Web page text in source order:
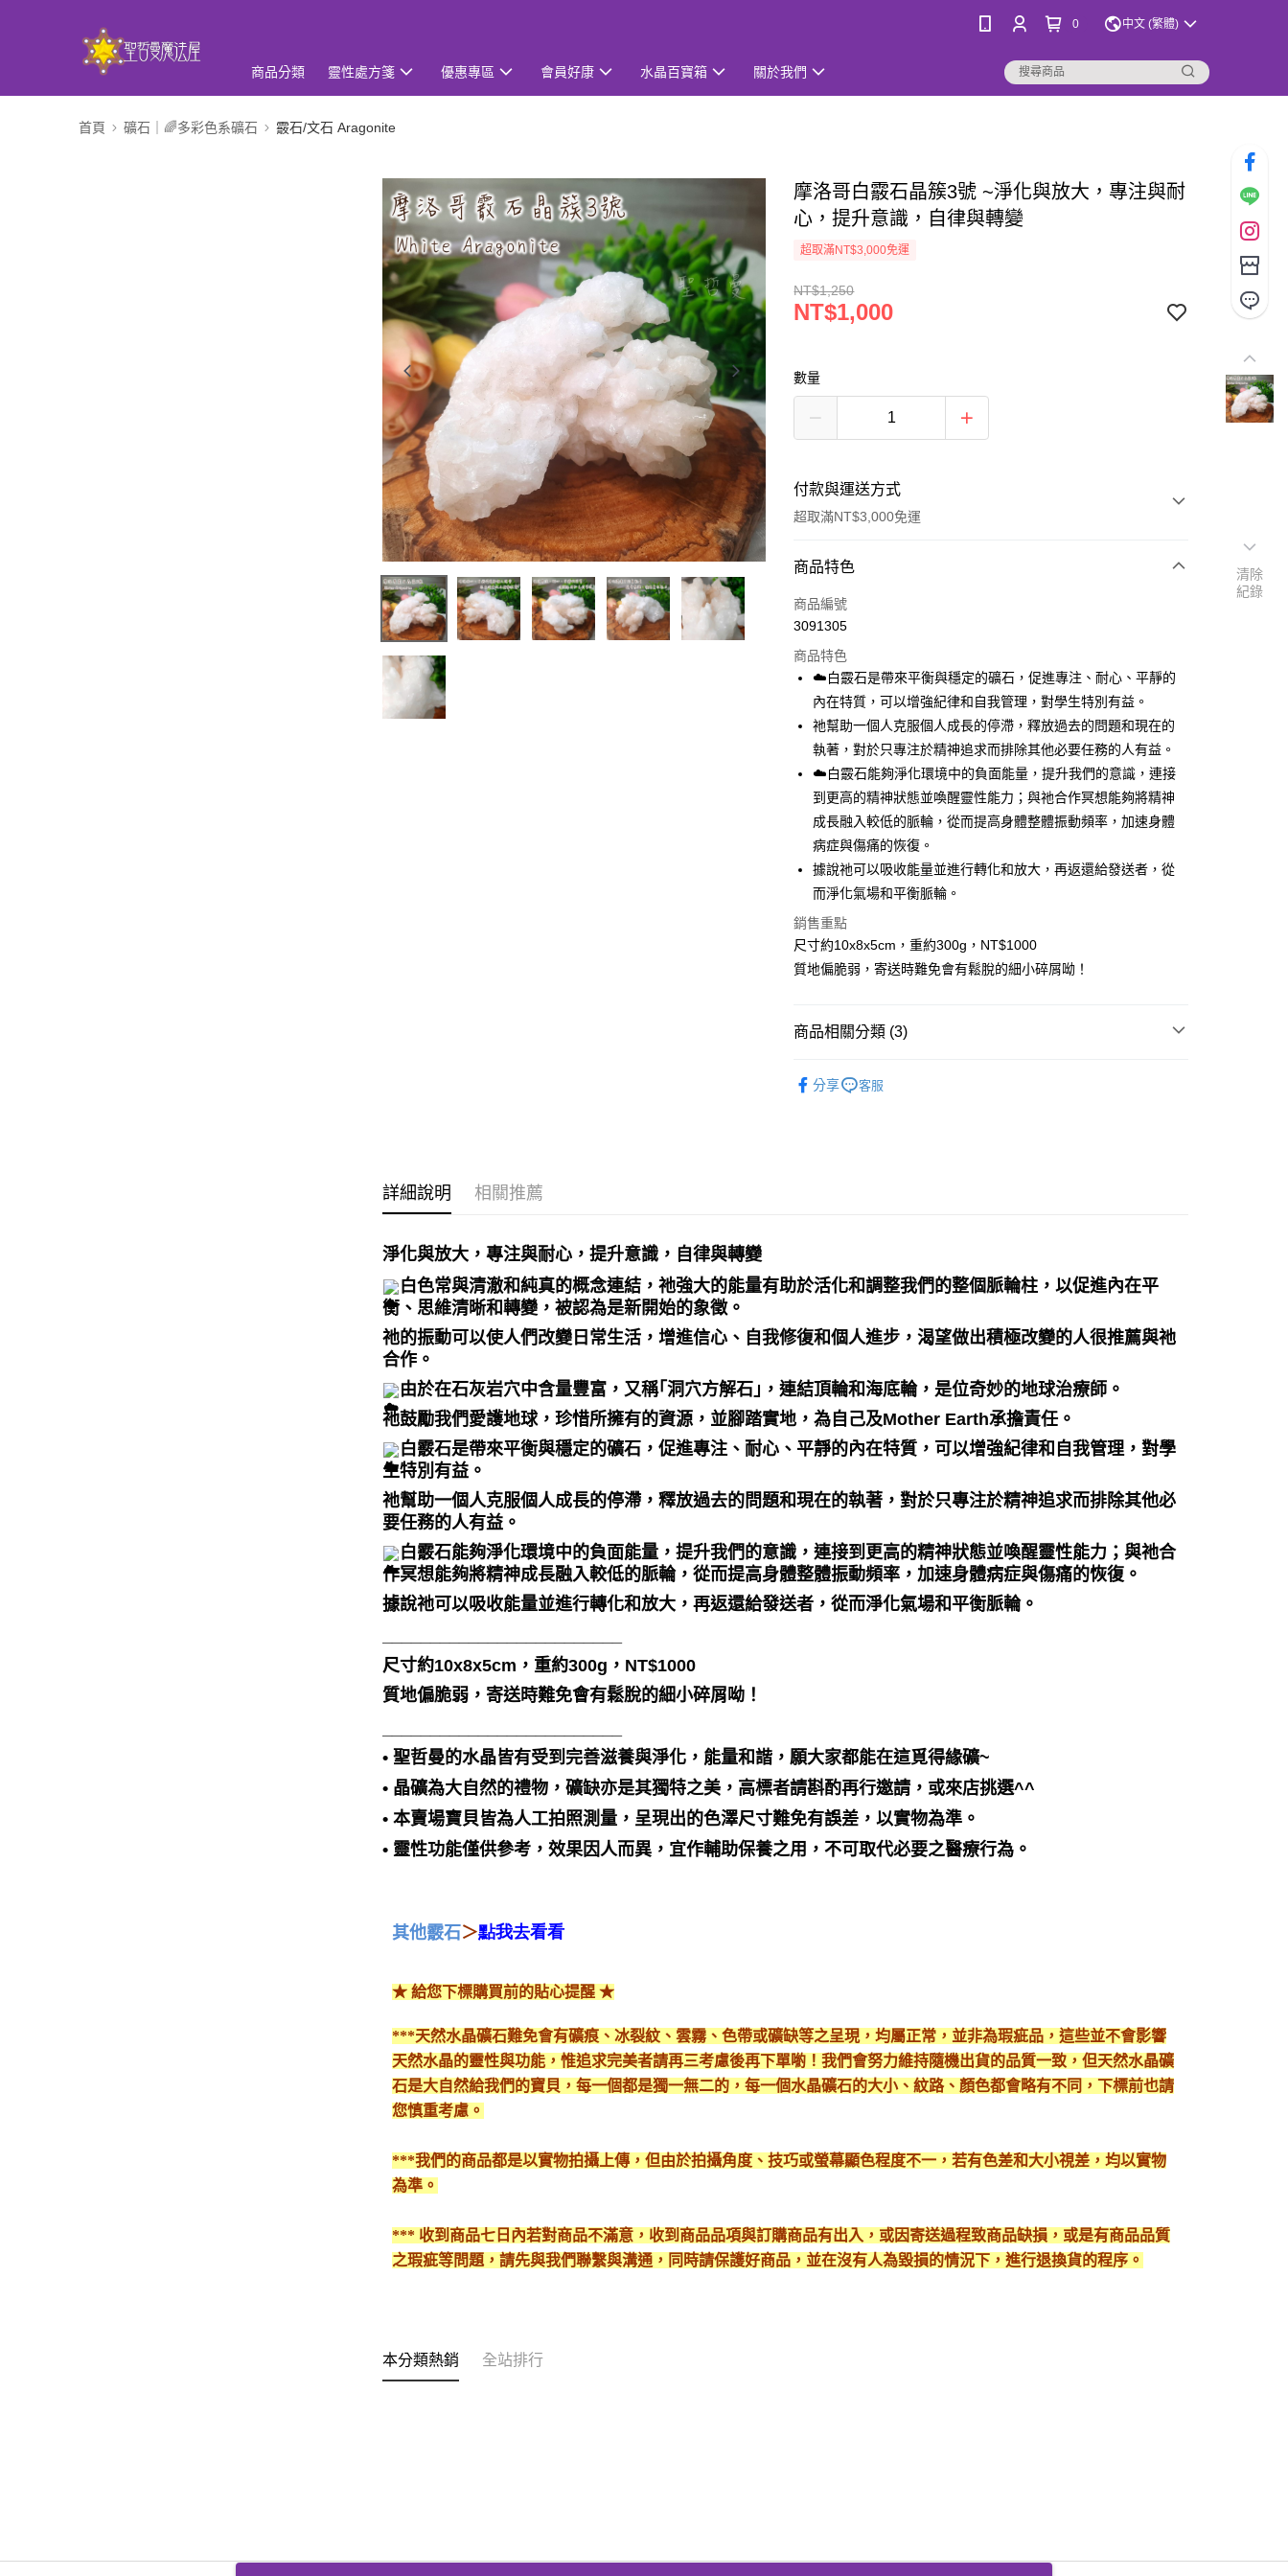
0 中文 (繁體)
商品分類 靈性處方箋 優惠專區 會員好康 水晶百寶箱 關於我們
首頁 礦石｜🌈多彩色系礦石 霰石/文石 Aragonite
摩洛哥白霰石晶簇3號 ~淨化與放大，專注與耐
心，提升意識，自律與轉變
超取滿NT$3,000免運
NT$1,250
NT$1,000
數量
付款與運送方式
超取滿NT$3,000免運
付款方式
信用卡一次付款
LINE Pay
Apple Pay
街口支付
悠遊付
ATM付款
運送方式
每筆NT$80，滿NT$3,000(含以上)免運費
7-11取貨付款
賣家宅配幫您送（台灣）
郵局幫你送（離島）
商品特色
商品編號
3091305
商品特色
☁️白霰石是帶來平衡與穩定的礦石，促進專注、耐心、平靜的
內在特質，可以增強紀律和自我管理，對學生特別有益。
祂幫助一個人克服個人成長的停滯，釋放過去的問題和現在的
執著，對於只專注於精神追求而排除其他必要任務的人有益。
☁️白霰石能夠淨化環境中的負面能量，提升我們的意識，連接
到更高的精神狀態並喚醒靈性能力；與祂合作冥想能夠將精神
成長融入較低的脈輪，從而提高身體整體振動頻率，加速身體
病症與傷痛的恢復。
據說祂可以吸收能量並進行轉化和放大，再返還給發送者，從
而淨化氣場和平衡脈輪。
銷售重點
尺寸約10x8x5cm，重約300g，NT$1000
質地偏脆弱，寄送時難免會有鬆脫的細小碎屑呦！
商品相關分類 (3)
分享 客服
詳細說明 相關推薦
淨化與放大，專注與耐心，提升意識，自律與轉變
白色常與清澈和純真的概念連結，祂強大的能量有助於活化和調整我們的整個脈輪柱，以促進內在平
衡、思維清晰和轉變，被認為是新開始的象徵。
祂的振動可以使人們改變日常生活，增進信心、自我修復和個人進步，渴望做出積極改變的人很推薦與祂
合作。
由於在石灰岩穴中含量豐富，又稱｢洞穴方解石｣，連結頂輪和海底輪，是位奇妙的地球治療師。
祂鼓勵我們愛護地球，珍惜所擁有的資源，並腳踏實地，為自己及Mother Earth承擔責任。
白霰石是帶來平衡與穩定的礦石，促進專注、耐心、平靜的內在特質，可以增強紀律和自我管理，對學
生特別有益。
祂幫助一個人克服個人成長的停滯，釋放過去的問題和現在的執著，對於只專注於精神追求而排除其他必
要任務的人有益。
白霰石能夠淨化環境中的負面能量，提升我們的意識，連接到更高的精神狀態並喚醒靈性能力；與祂合
作冥想能夠將精神成長融入較低的脈輪，從而提高身體整體振動頻率，加速身體病症與傷痛的恢復。
據說祂可以吸收能量並進行轉化和放大，再返還給發送者，從而淨化氣場和平衡脈輪。
尺寸約10x8x5cm，重約300g，NT$1000
質地偏脆弱，寄送時難免會有鬆脫的細小碎屑呦！
• 聖哲曼的水晶皆有受到完善滋養與淨化，能量和諧，願大家都能在這覓得緣礦~
• 晶礦為大自然的禮物，礦缺亦是其獨特之美，高標者請斟酌再行邀請，或來店挑選^^
• 本賣場寶貝皆為人工拍照測量，呈現出的色澤尺寸難免有誤差，以實物為準。
• 靈性功能僅供參考，效果因人而異，宜作輔助保養之用，不可取代必要之醫療行為。
其他霰石＞點我去看看
★ 給您下標購買前的貼心提醒 ★
***天然水晶礦石難免會有礦痕、冰裂紋、雲霧、色帶或礦缺等之呈現，均屬正常，並非為瑕疵品，這些並不會影響
天然水晶的靈性與功能，惟追求完美者請再三考慮後再下單喲！我們會努力維持隨機出貨的品質一致，但天然水晶礦
石是大自然給我們的寶貝，每一個都是獨一無二的，每一個水晶礦石的大小、紋路、顏色都會略有不同，下標前也請
您慎重考慮。
***我們的商品都是以實物拍攝上傳，但由於拍攝角度、技巧或螢幕顯色程度不一，若有色差和大小視差，均以實物
為準。
*** 收到商品七日內若對商品不滿意，收到商品品項與訂購商品有出入，或因寄送過程致商品缺損，或是有商品品質
之瑕疵等問題，請先與我們聯繫與溝通，同時請保護好商品，並在沒有人為毀損的情況下，進行退換貨的程序。
本分類熱銷 全站排行
清除
紀錄